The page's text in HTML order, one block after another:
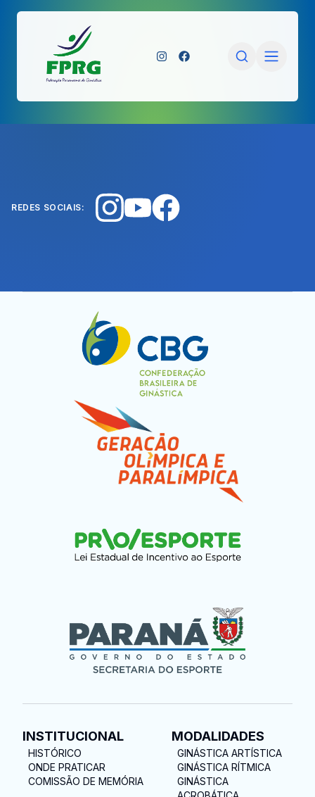
REDES SOCIAIS:
INSTITUCIONAL
HISTÓRICO
ONDE PRATICAR
COMISSÃO DE MEMÓRIA
MODALIDADES
GINÁSTICA ARTÍSTICA
GINÁSTICA RÍTMICA
GINÁSTICA